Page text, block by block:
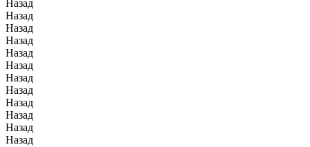
Назад
Назад
Назад
Назад
Назад
Назад
Назад
Назад
Назад
Назад
Назад
Назад